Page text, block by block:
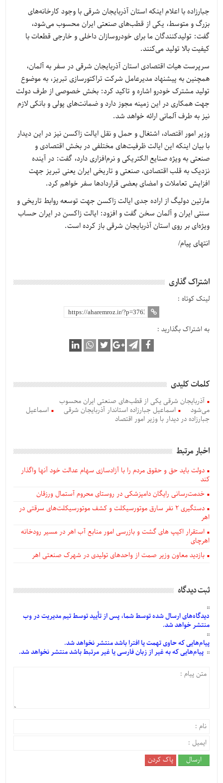
جبارزاده با اعلام اینکه استان آذربایجان شرقی با وجود کارخانه‌های
بزرگ و متوسط، یکی از قطب‌های صنعتی ایران محسوب می‌شود،
گفت: تولیدکنندگان ما برای خودروسازان داخلی و خارجی قطعات با
کیفیت بالا تولید می‌کنند.
سرپرست هیات اقتصادی استان آذربایجان شرقی در سفر به آلمان،
همچنین به پیشنهاد مدیرعامل شرکت تراکتورسازی تبریز، به موضوع
تولید مشترک خودرو اشاره و تاکید کرد: بخش خصوصی از طرف دولت
جهت همکاری در این زمینه مجوز دارد و ضمانت‌های پولی و بانکی لازم
نیز به طرف آلمانی ارائه خواهد شد.
وزیر امور اقتصاد، اشتغال و حمل و نقل ایالت زاکسن نیز در این دیدار
با بیان اینکه این ایالت ظرفیت‌های مختلفی در بخش اقتصادی و
صنعتی به ویژه صنایع الکتریکی و نرم‌افزاری دارد، گفت: در آینده
نزدیک به قلب اقتصادی، صنعتی و تاریخی ایران یعنی تبریز جهت
افزایش تعاملات و امضای بعضی قراردادها سفر خواهم کرد.
مارتین دولیگ از اراده جدی ایالت زاکسن جهت توسعه روابط تاریخی و
سنتی ایران و آلمان سخن گفت و افزود: ایالت زاکسن در ایران حساب
ویژه‌ای بر روی استان آذربایجان شرقی باز کرده است.
انتهای پیام/
اشتراک گذاری
لینک کوتاه :
به اشتراک بگذارید :
کلمات کلیدی
آذربایجان شرقی یکی از قطب‌های صنعتی ایران محسوب
می‌شود
اسماعیل جبارزاده استاندار آذربایجان شرقی
اسماعیل
جبارزاده در دیدار با وزیر امور اقتصاد
اخبار مرتبط
دولت باید حق و حقوق مردم را با آزادسازی سهام عدالت خود آنها واگذار
کند
خدمت‌رسانی رایگان دامپزشکی در روستای محروم آستمال ورزقان
دستگيری ۲ نفر سارق موتورسیکلت و کشف موتورسیکلت‌های سرقتی در
اهر
استقرار اکیپ های گشت و بازرسی امور منابع آب اهر در مسیر رودخانه
اهرچای
بازدید معاون وزیر صمت از واحدهای تولیدی در شهرک صنعتی اهر
ثبت دیدگاه
دیدگاه‌هایارسالشدهتوسط شما، پس ازتأییدتوسط تیم مدیریت در وب
منتشر خواهد شد.
پیام‌هاییکه حاوی تهمت یا افترا باشد منتشر نخواهد شد.
پیام‌هاییکه به غیر از زبان فارسی یا غیر مرتبط باشد منتشر نخواهد شد.